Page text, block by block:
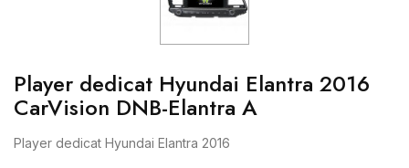
Player dedicat Hyundai Elantra 2016
CarVision DNB-Elantra A
Player dedicat Hyundai Elantra 2016